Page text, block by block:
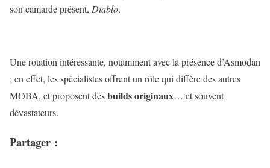
son camarde présent, Diablo.
Une rotation intéressante, notamment avec la présence d’Asmodan
; en effet, les spécialistes offrent un rôle qui diffère des autres
MOBA, et proposent desbuilds originaux… et souvent
dévastateurs.
Partager :